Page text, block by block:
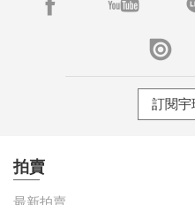
訂閱宇
拍賣